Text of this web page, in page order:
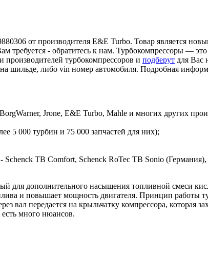
от производителя E&E Turbo. Товар является
- обратитесь к нам. Турбокомпрессоры —
турбокомпрессоров и подберут для Вас
шильде, либо vin номер автомобиля. Подробная
Jrone, E&E Turbo, Mahle и многих других
5 000 турбин и 75 000 запчастей для них);
- Schenck TB Comfort, Schenck RoTec TB Sonio
для дополнительного насыщения топливной смеси
и повышает мощность двигателя. Принцип работы
вал передается на крыльчатку компрессора, которая
много нюансов.